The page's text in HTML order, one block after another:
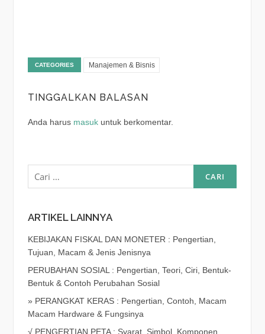
CATEGORIES Manajemen & Bisnis
TINGGALKAN BALASAN
Anda harus masukuntuk berkomentar.
Cari
untuk:
ARTIKEL LAINNYA
KEBIJAKAN FISKAL DAN MONETER : Pengertian,
Tujuan, Macam & Jenis Jenisnya
PERUBAHAN SOSIAL : Pengertian, Teori, Ciri, Bentuk-
Bentuk & Contoh Perubahan Sosial
» PERANGKAT KERAS : Pengertian, Contoh, Macam
Macam Hardware & Fungsinya
√ PENGERTIAN PETA : Syarat, Simbol, Komponen,